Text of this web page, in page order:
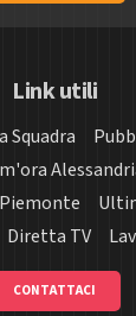
Link utili
Squadra
Diretta TV
CONTATTACI